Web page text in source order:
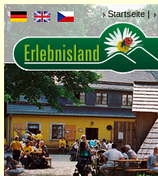
Startseite|